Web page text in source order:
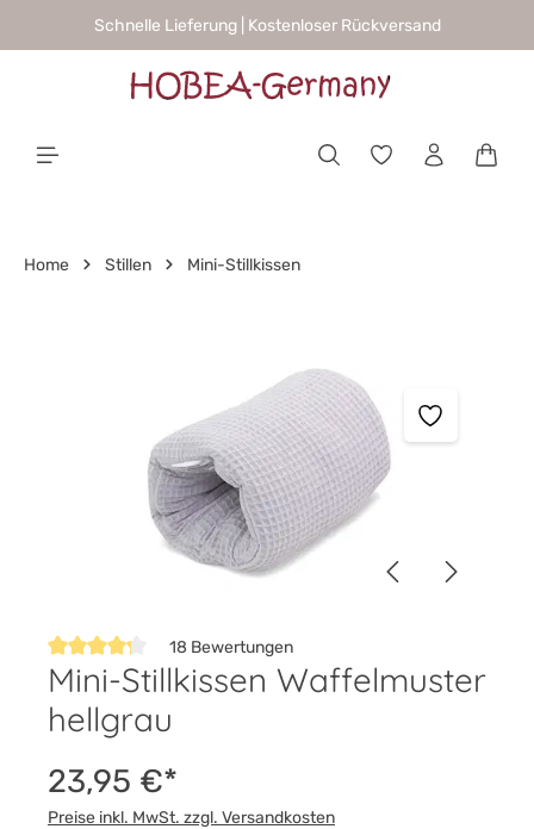
springenSchnelle Lieferung | Kostenloser Rückversand
Home Stillen Mini-Stillkissen
Durchschnittliche Bewertung von 4.2 von 5 Sternen
18 Bewertungen
Mini-Stillkissen Waffelmuster
hellgrau
23,95 €*
Preise inkl. MwSt. zzgl. Versandkosten